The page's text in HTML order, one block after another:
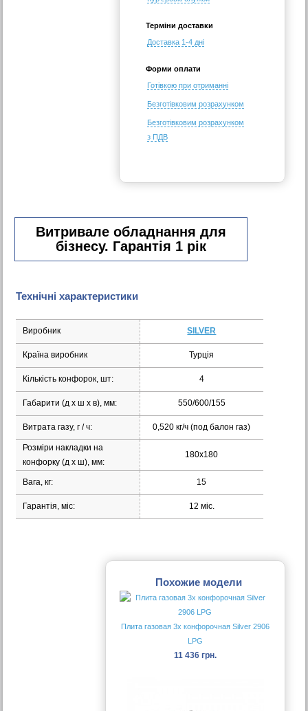
Терміни доставки
Доставка 1-4 дні
Форми оплати
Готівкою при отриманні
Безготівковим розрахунком
Безготівковим розрахунком
з ПДВ
Витривале обладнання для
бізнесу. Гарантія 1 рік
Технічні характеристики
Виробник SILVER
Країна виробник Турція
Кількість конфорок, шт: 4
Габарити (д х ш х в), мм: 550/600/155
Витрата газу, г / ч: 0,520 кг/ч (под балон газ)
Розміри накладки на
конфорку (д х ш), мм:
180х180
Вага, кг: 15
Гарантія, міс: 12 міс.
Похожие модели
Плита газовая 3х конфорочная Silver 2906
LPG
11 436 грн.